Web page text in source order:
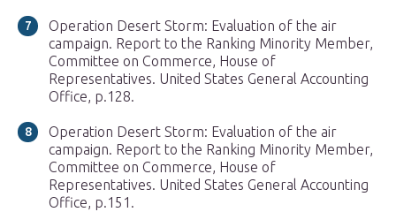
Operation Desert Storm: Evaluation of the air
campaign. Report to the Ranking Minority Member,
Committee on Commerce, House of
Representatives. United States General Accounting
Office, p.128.
Operation Desert Storm: Evaluation of the air
campaign. Report to the Ranking Minority Member,
Committee on Commerce, House of
Representatives. United States General Accounting
Office, p.151.